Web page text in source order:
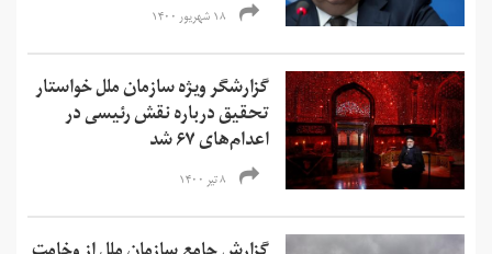
۱۸ شهریور ۱۴۰۰
گزارشگر ویژه سازمان ملل خواستار
تحقیق درباره نقش رئیسی در
اعدام‌های ۶۷ شد
۸ تیر ۱۴۰۰